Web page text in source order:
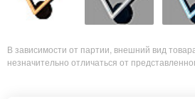
В зависимости от партии, внешний вид
незначительно отличаться от